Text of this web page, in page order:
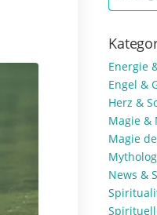
Energie
Engel &
Herz &
Magie &
Magie
News &